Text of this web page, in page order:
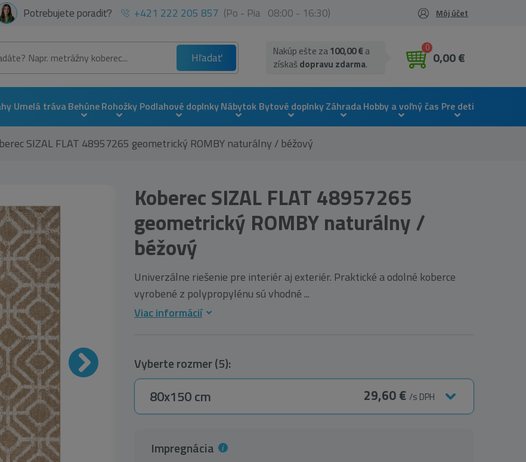
Potrebujete poradiť? +421 222 205 857 (Po - Pia 08:00 - 16:30) Môj účet
Hľadať
0
0,00 €
Nakúp ešte za100,00 €a
získaš dopravu zdarma.
Umelá trávaBehúneRohožky Podlahové doplnkyNábytok Bytové doplnkyZáhradaHobby a voľný čas Pre deti
SIZAL FLAT 48957265 geometrický ROMBY naturálny / béžový
Koberec SIZAL FLAT 48957265
geometrický ROMBY naturálny /
béžový
Univerzálne riešenie pre interiér aj exteriér. Praktické a odolné koberce
vyrobené z polypropylénu sú vhodné ...
Viac informácií
Vyberte rozmer (5):
80x150 cm 29,60 € /s DPH
Impregnácia